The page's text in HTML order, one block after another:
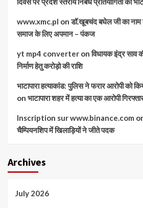
www.xmc.pl onडॉ.खूबचंद बघेल जी का नाम
समाज के लिए अपमान – पंकज
yt mp4 converter onविधायक इंद्र साव
निर्माण हेतु करोड़ो की राशि
भाटापारा हत्याकांड: पुलिस ने फरार आरोपी को
on भाटापारा शहर में हत्या का एक आरोपी
Inscription sur www.binance.com
चैम्पियनशिप में खिलाड़ियों ने जीते पदक
Archives
July 2026